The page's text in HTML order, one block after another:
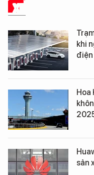
XE
khi
điện
Hoa
sản